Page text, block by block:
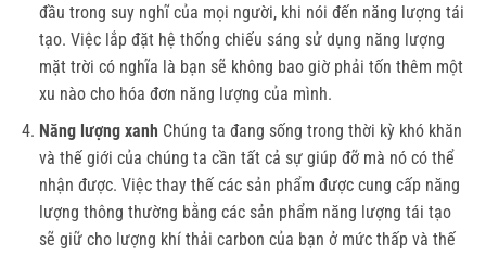
đầu trong suy nghĩ của mọi người, khi nói đến năng lượng tái
tạo. Việc lắp đặt hệ thống chiếu sáng sử dụng năng lượng
mặt trời có nghĩa là bạn sẽ không bao giờ phải tốn thêm một
xu nào cho hóa đơn năng lượng của mình.
Năng lượng xanh Chúng ta đang sống trong thời kỳ khó khăn
và thế giới của chúng ta cần tất cả sự giúp đỡ mà nó có thể
nhận được. Việc thay thế các sản phẩm được cung cấp năng
lượng thông thường bằng các sản phẩm năng lượng tái tạo
sẽ giữ cho lượng khí thải carbon của bạn ở mức thấp và thế